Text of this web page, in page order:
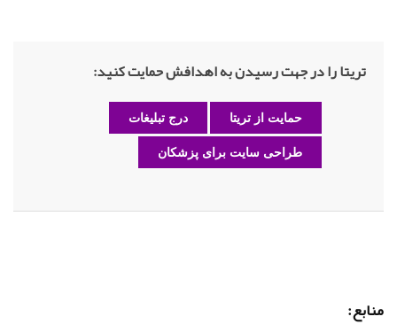
تریتا را در جهت رسیدن به اهدافش حمایت کنید:
حمایت از تریتا درج تبلیغات
طراحی سایت برای پزشکان
منابع: